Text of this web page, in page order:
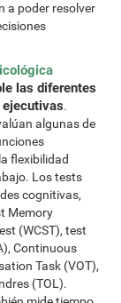
a poder resolver
las diferentes
.
algunas de
flexibilidad
Los tests
cognitivas,
Memory
(WCST), test
Continuous
Task (VOT),
(TOL).